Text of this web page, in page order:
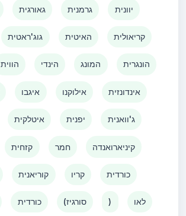
גאורגית גרמנית יוונית
גוג'ראטית האיטית קריאולית
הווית הינדי המונג הונגרית
איגבו אילוקנו אינדונזית
איטלקית יפנית ג'וואנית
קזחית חמר קיניארואנדה
קוריאנית קריו כורדית
כורדית (סורגיז ) לאו